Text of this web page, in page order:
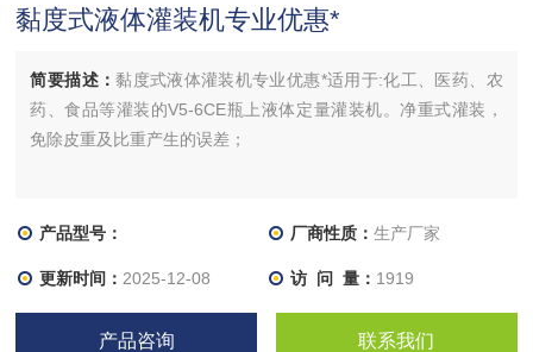
黏度式液体灌装机专业优惠*
简要描述：黏度式液体灌装机专业优惠*适用于:化工、医药、农
药、食品等灌装的V5-6CE瓶上液体定量灌装机。净重式灌装，
免除皮重及比重产生的误差；
产品型号： 厂商性质： 生产厂家
更新时间： 2025-12-08 访 问 量： 1919
产品咨询 联系我们